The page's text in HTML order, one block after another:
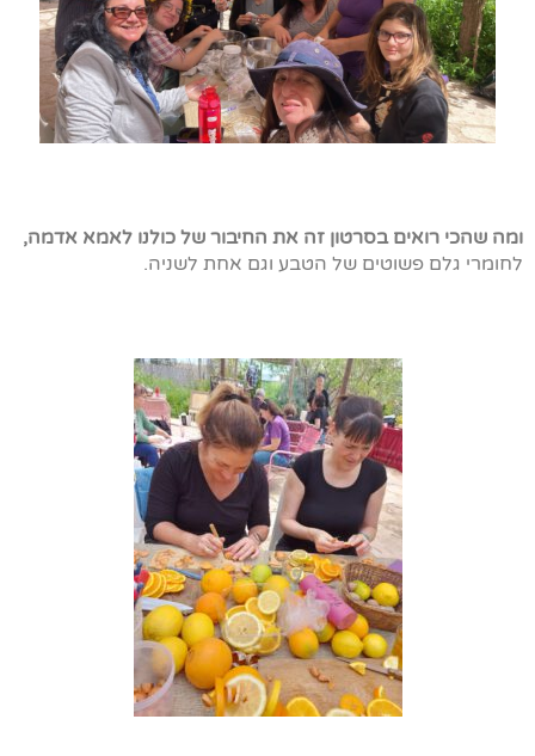
ומה שהכי רואים בסרטון זה את החיבור של כולנו לאמא אדמה,
לחומרי גלם פשוטים של הטבע וגם אחת לשניה.